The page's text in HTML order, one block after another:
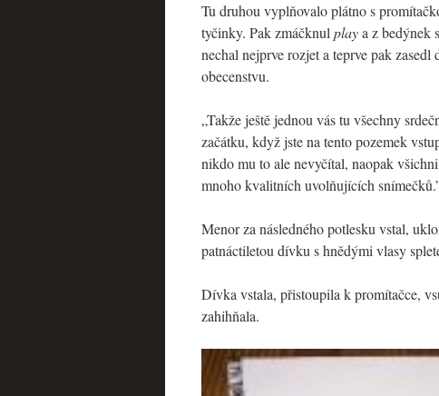
Tu druhou vyplňovalo plátno s
tyčinky. Pak zmáčknul playa z bedýnek
nechal nejprve rozjet a teprve pak
obecenstvu.
„Takže ještě jednou vás tu všechny
začátku, když jste na tento pozemek
nikdo mu to ale nevyčítal, naopak
mnoho kvalitních uvolňujících
Menor za následného potlesku vstal,
patnáctiletou dívku s hnědými vlasy
Dívka vstala, přistoupila k promítačce,
zahihňala.